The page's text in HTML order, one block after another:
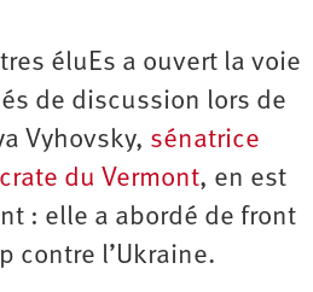
éluEs a ouvert la voie
de discussion lors de
Vyhovsky, sénatrice
du Vermont, en est
: elle a abordé de front
contre l’Ukraine.